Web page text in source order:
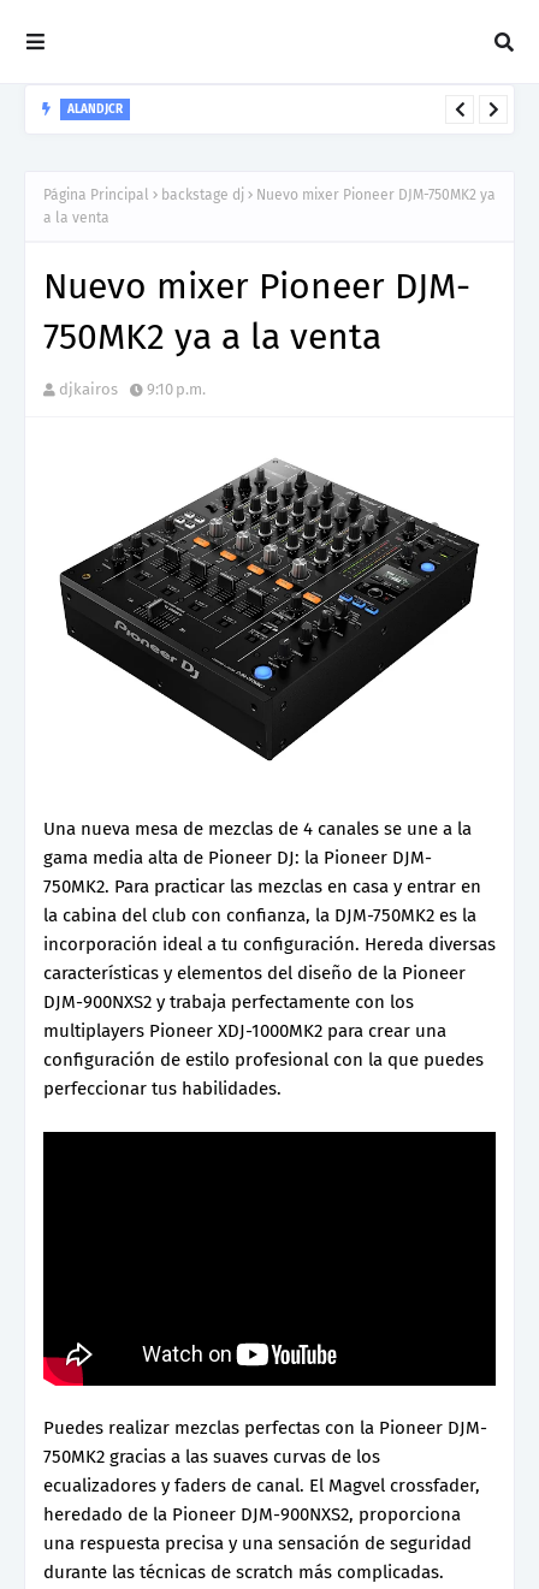
ALANDJCR
Página Principal backstage dj
Nuevo mixer Pioneer DJM-750MK2 ya
a la venta
Nuevo mixer Pioneer DJM-
750MK2 ya a la venta
djkairos 9:10 p.m.
Una nueva mesa de mezclas de 4 canales se une a la
gama media alta de Pioneer DJ: la Pioneer DJM-
750MK2. Para practicar las mezclas en casa y entrar en
la cabina del club con confianza, la DJM-750MK2 es la
incorporación ideal a tu configuración. Hereda diversas
características y elementos del diseño de la Pioneer
DJM-900NXS2 y trabaja perfectamente con los
multiplayers Pioneer XDJ-1000MK2 para crear una
configuración de estilo profesional con la que puedes
perfeccionar tus habilidades.
Puedes realizar mezclas perfectas con la Pioneer DJM-
750MK2 gracias a las suaves curvas de los
ecualizadores y faders de canal. El Magvel crossfader,
heredado de la Pioneer DJM-900NXS2, proporciona
una respuesta precisa y una sensación de seguridad
durante las técnicas de scratch más complicadas.